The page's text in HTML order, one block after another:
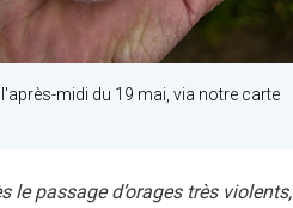
midi du 19 mai, via notre carte
le passage d’orages très violents,